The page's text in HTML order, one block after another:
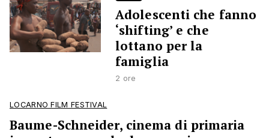
Adolescenti che fanno
‘shifting’ e che
lottano per la
famiglia
2 ore
LOCARNO FILM FESTIVAL
Baume-Schneider, cinema di primaria